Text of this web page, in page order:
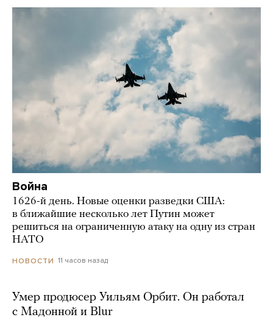
Война
1626-й день. Новые оценки разведки США:
в ближайшие несколько лет Путин может
решиться на ограниченную атаку на одну из стран
НАТО
НОВОСТИ 11 часов назад
Умер продюсер Уильям Орбит. Он работал
с Мадонной и Blur